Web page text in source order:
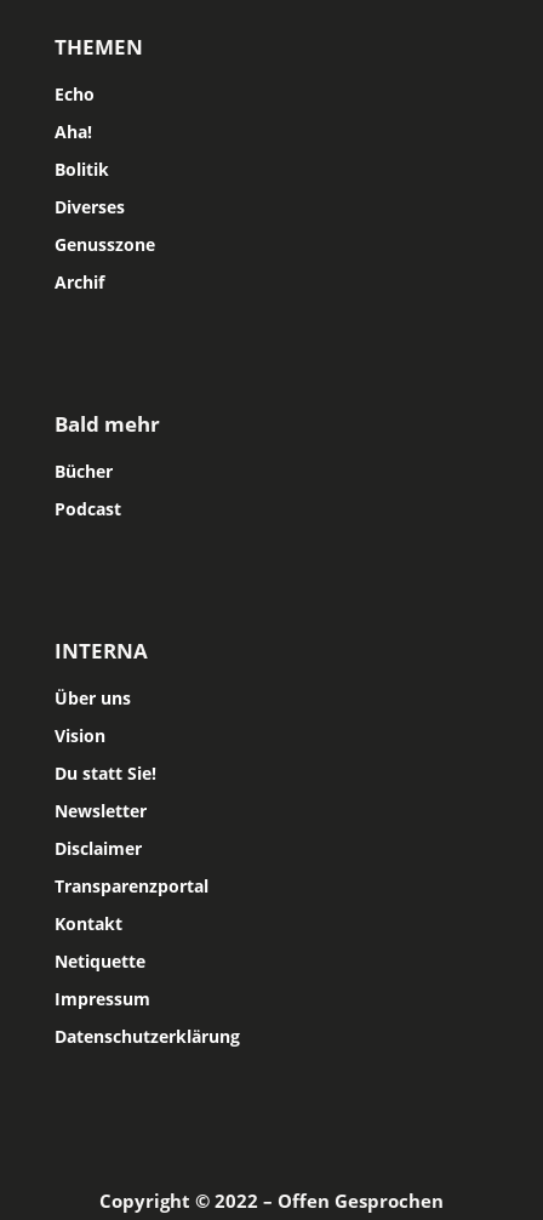
THEMEN
Echo
Aha!
Bolitik
Diverses
Genusszone
Archif
Bald mehr
Bücher
Podcast
INTERNA
Über uns
Vision
Du statt Sie!
Newsletter
Disclaimer
Transparenzportal
Kontakt
Netiquette
Impressum
Datenschutzerklärung
Copyright © 2022 – Offen Gesprochen